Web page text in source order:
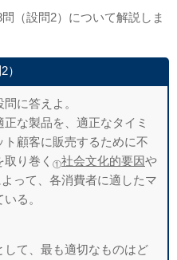
（設問2）について解説しま
に答えよ。
な製品を、適正なタイミ
顧客に販売するために不
り巻く ①社会文化的要因や
って、各消費者に適したマ
る。
て、最も適切なものはど